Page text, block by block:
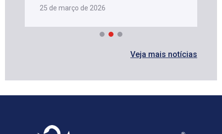
25 de março de 2026
Veja mais notícias